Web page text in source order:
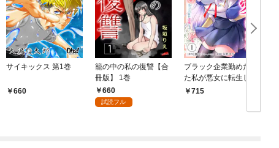
サイキックス 第1巻
660
籠の中の私の復讐【合
冊版】 1巻
660
試読フル
ブラック企業勤めだっ
た私が悪女に転生し、
推しの死亡ルートを回
715